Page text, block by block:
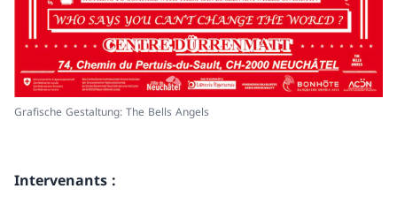
Grafische Gestaltung: The Bells Angels
Intervenants :